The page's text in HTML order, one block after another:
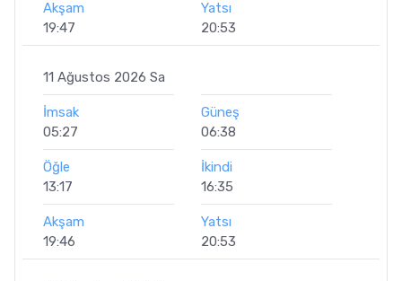
Akşam
19:47
Yatsı
20:53
11 Ağustos 2026 Sa
İmsak
05:27
Güneş
06:38
Öğle
13:17
İkindi
16:35
Akşam
19:46
Yatsı
20:53